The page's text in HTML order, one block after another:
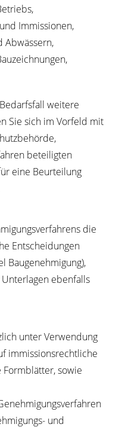
Immissionen,
Abwässern,
weitere
Sie sich im Vorfeld mit
beteiligten
eine Beurteilung
die
Entscheidungen
Baugenehmigung),
ebenfalls
unter Verwendung
immissionsrechtliche
Formblätter, sowie
und